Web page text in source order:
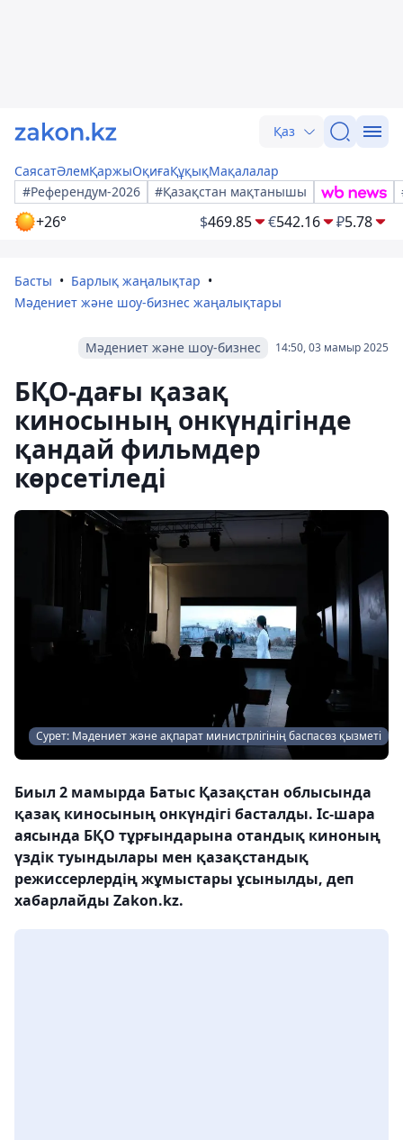
Қаз
СаясатӘлемҚаржыОқиғаҚұқықМақалалар
#Референдум-2026
#Қазақстан мақтанышы
+26° $469.85 €542.16 ₽5.78
Басты
Барлық жаңалықтар
Мәдениет және шоу-бизнес жаңалықтары
14:50, 03 мамыр 2025
Мәдениет және шоу-бизнес
БҚО-дағы қазақ
киносының онкүндігінде
қандай фильмдер
көрсетіледі
Сурет: Мәдениет және ақпарат министрлігінің баспасөз қызметі
Биыл 2 мамырда Батыс Қазақстан облысында
қазақ киносының онкүндігі басталды. Іс-шара
аясында БҚО тұрғындарына отандық киноның
үздік туындылары мен қазақстандық
режиссерлердің жұмыстары ұсынылды, деп
хабарлайды Zakon.kz.